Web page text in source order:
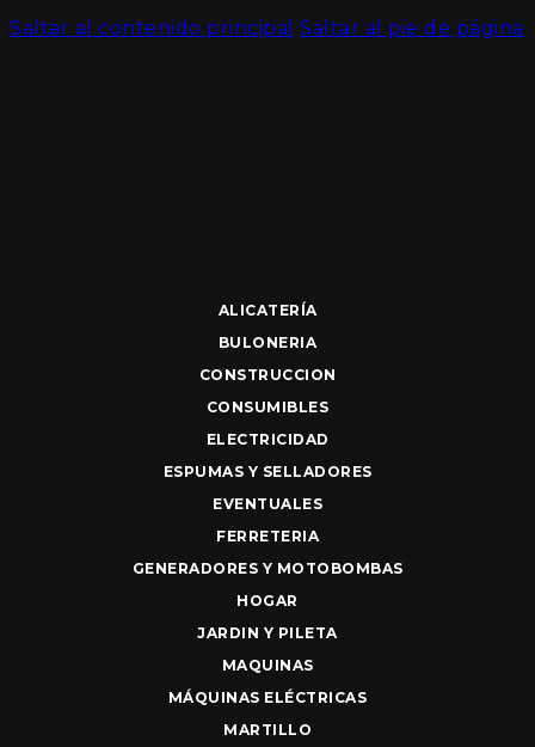
Saltar al contenido principal Saltar al pie de página
ALICATERÍA
BULONERIA
CONSTRUCCION
CONSUMIBLES
ELECTRICIDAD
ESPUMAS Y SELLADORES
EVENTUALES
FERRETERIA
GENERADORES Y MOTOBOMBAS
HOGAR
JARDIN Y PILETA
MAQUINAS
MÁQUINAS ELÉCTRICAS
MARTILLO